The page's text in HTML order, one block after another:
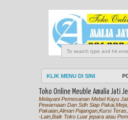
KLIK MENU DI SINI
Toko Online Meuble Amalia Jati
Melayani Pemesanan Mebel Kayu
Pewarnaan Dan Sdh Siap
Pakaian,Almari Pajangan,Kursi
-Lain,Baik Toko Luar jepara atau